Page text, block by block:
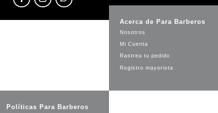
Acerca de Para Barberos
Nosotros
Mi Cuenta
Rastrea tu pedido
Registro mayorista
Políticas Para Barberos